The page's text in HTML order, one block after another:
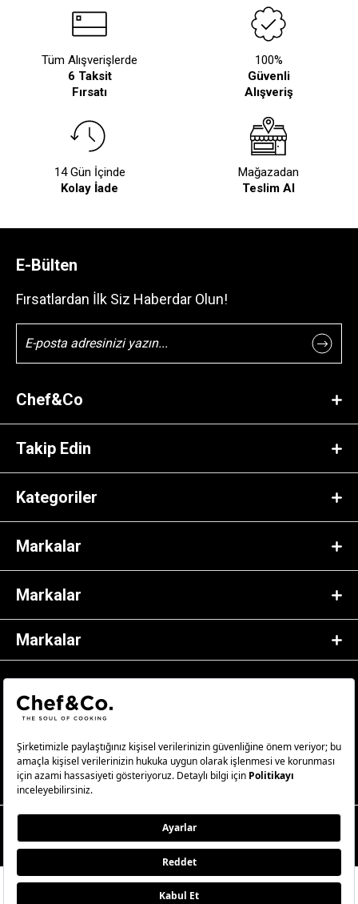
Tüm Alışverişlerde
6 Taksit
Fırsatı
100%
Güvenli
Alışveriş
14 Gün İçinde
Kolay İade
Mağazadan
Teslim Al
E-Bülten
Fırsatlardan İlk Siz Haberdar Olun!
Chef&Co
Takip Edin
Kategoriler
Markalar
Markalar
Markalar
© 2023 Chef&Co